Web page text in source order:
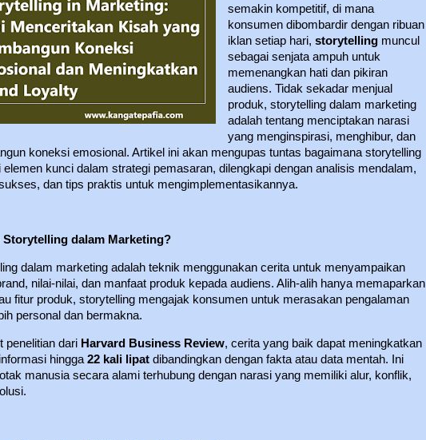
semakin kompetitif, di mana
konsumen dibombardir dengan ribuan
iklan setiap hari, storytellingmuncul
sebagai senjata ampuh untuk
memenangkan hati dan pikiran
audiens. Tidak sekadar menjual
produk, storytelling dalam marketing
adalah tentang menciptakan narasi
yang menginspirasi, menghibur, dan
koneksi emosional. Artikel ini akan mengupas tuntas bagaimana storytelling
elemen kunci dalam strategi pemasaran, dilengkapi dengan analisis mendalam,
dan tips praktis untuk mengimplementasikannya.
Storytelling dalam Marketing?
dalam marketing adalah teknik menggunakan cerita untuk menyampaikan
nilai-nilai, dan manfaat produk kepada audiens. Alih-alih hanya memaparkan
fitur produk, storytelling mengajak konsumen untuk merasakan pengalaman
personal dan bermakna.
penelitian dari Harvard Business Review, cerita yang baik dapat meningkatkan
hingga 22 kali lipat dibandingkan dengan fakta atau data mentah. Ini
manusia secara alami terhubung dengan narasi yang memiliki alur, konflik,